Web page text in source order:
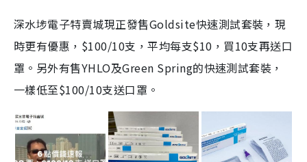
深水埗電子特賣城現正發售Goldsite快速測試套裝，現
時更有優惠，$100/10支，平均每支$10，買10支再送口
罩。另外有售YHLO及Green Spring的快速測試套裝，
一樣低至$100/10支送口罩。